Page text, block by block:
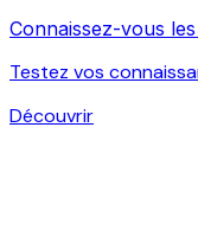
Connaissez-vous
Testez vos
Découvrir